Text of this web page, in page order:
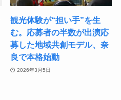
観光体験が“担い手”を生
む。応募者の半数が出演応
募した地域共創モデル、奈
良で本格始動
2026年3月5日